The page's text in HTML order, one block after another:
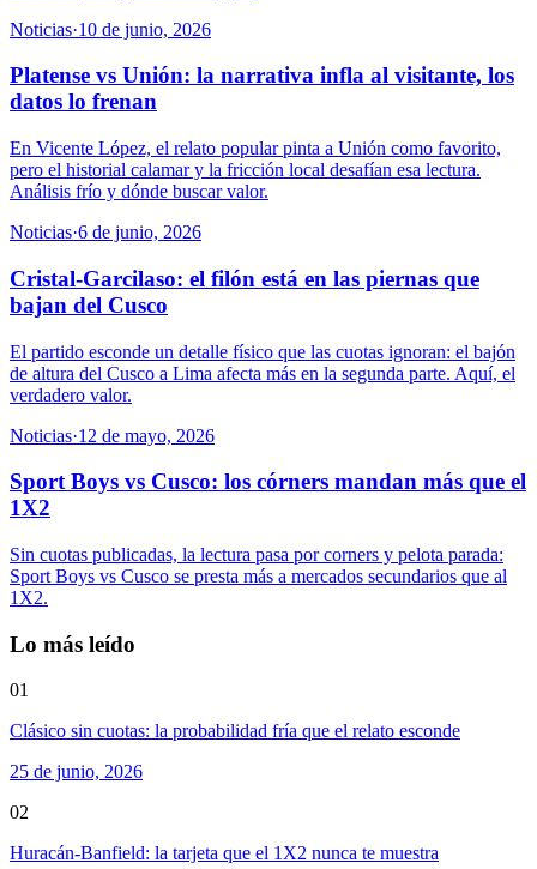
Noticias·10 de junio, 2026
Platense vs Unión: la narrativa infla al visitante, los
datos lo frenan
En Vicente López, el relato popular pinta a Unión como favorito,
pero el historial calamar y la fricción local desafían esa lectura.
Análisis frío y dónde buscar valor.
Noticias·6 de junio, 2026
Cristal-Garcilaso: el filón está en las piernas que
bajan del Cusco
El partido esconde un detalle físico que las cuotas ignoran: el bajón
de altura del Cusco a Lima afecta más en la segunda parte. Aquí, el
verdadero valor.
Noticias·12 de mayo, 2026
Sport Boys vs Cusco: los córners mandan más que el
1X2
Sin cuotas publicadas, la lectura pasa por corners y pelota parada:
Sport Boys vs Cusco se presta más a mercados secundarios que al
1X2.
Lo más leído
01
Clásico sin cuotas: la probabilidad fría que el relato esconde
25 de junio, 2026
02
Huracán-Banfield: la tarjeta que el 1X2 nunca te muestra